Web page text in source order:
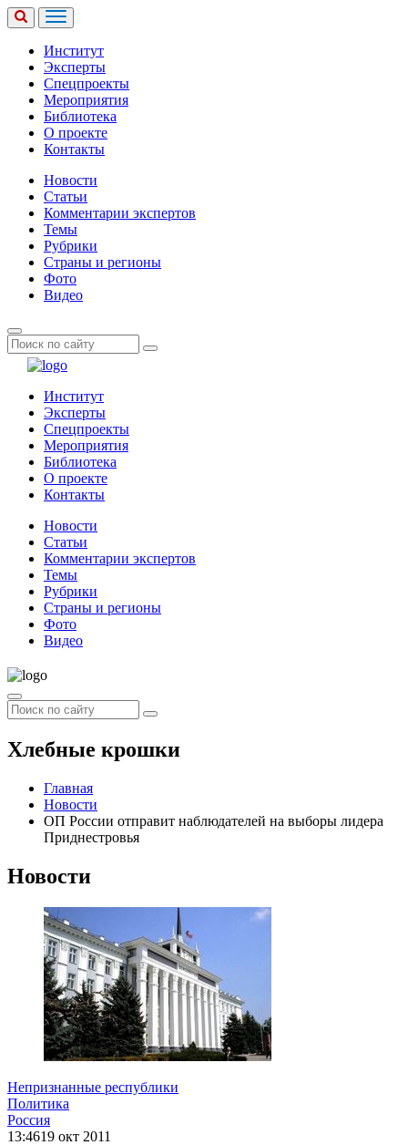
Институт
Эксперты
Спецпроекты
Мероприятия
Библиотека
О проекте
Контакты
Новости
Статьи
Комментарии экспертов
Темы
Рубрики
Страны и регионы
Фото
Видео
Институт
Эксперты
Спецпроекты
Мероприятия
Библиотека
О проекте
Контакты
Новости
Статьи
Комментарии экспертов
Темы
Рубрики
Страны и регионы
Фото
Видео
Хлебные крошки
Главная
Новости
ОП России отправит наблюдателей на выборы лидера
Приднестровья
Новости
Непризнанные республики
Политика
Россия
13:4619 окт 2011